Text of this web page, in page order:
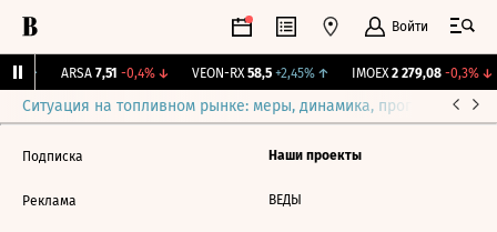
Войти
ARSA 7,51 -0,4%↓ VEON-RX 58,5 +2,45%↑ IMOEX 2 279,08 -0,3%↓
Ситуация на топливном рынке: меры, динамика, прогнозы
Подписка
Реклама
Наши проекты
ВЕДЫ